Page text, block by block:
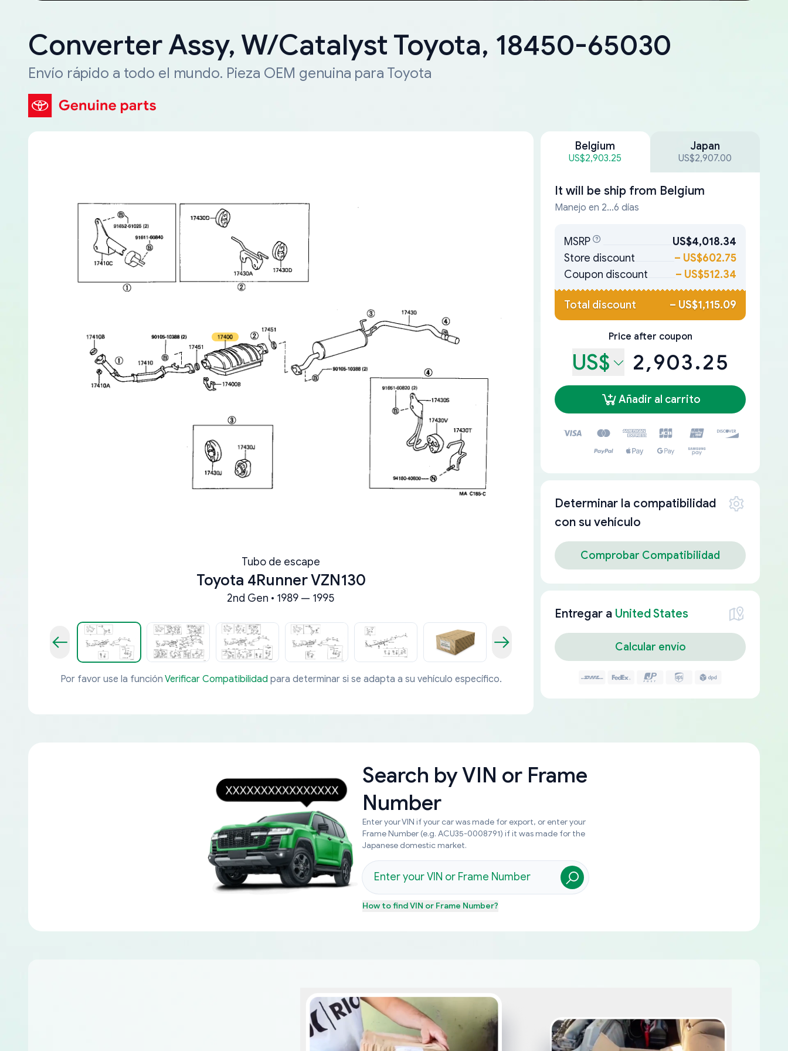
Converter Assy, W/Catalyst Toyota, 18450-65030
Envío rápido a todo el mundo. Pieza OEM genuina para Toyota
Tubo de escape
Toyota 4Runner VZN130
2nd Gen • 1989 — 1995
Por favor use la función Verificar Compatibilidad para determinar si se adapta a su vehículo específico.
Belgium
US$2,903.25
Japan
US$2,907.00
It will be ship from Belgium
Manejo en 2...6 días
MSRP
US$4,018.34
Store discount
– US$602.75
Coupon discount
– US$512.34
Total discount – US$1,115.09
Price after coupon
US$ 2,903.25
Añadir al carrito
Determinar la compatibilidad
con su vehículo
Comprobar Compatibilidad
Entregar a United States
Calcular envío
Search byVIN or Frame
Number
Enter your VIN if your car was made for export, or enter your
Frame Number (e.g. ACU35-0008791) if it was made for the
Japanese domestic market.
How to findVIN or Frame Number?